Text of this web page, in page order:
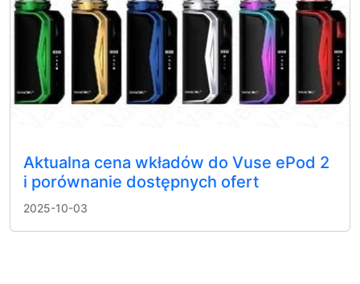
Aktualna cena wkładów do Vuse ePod 2
i porównanie dostępnych ofert
2025-10-03